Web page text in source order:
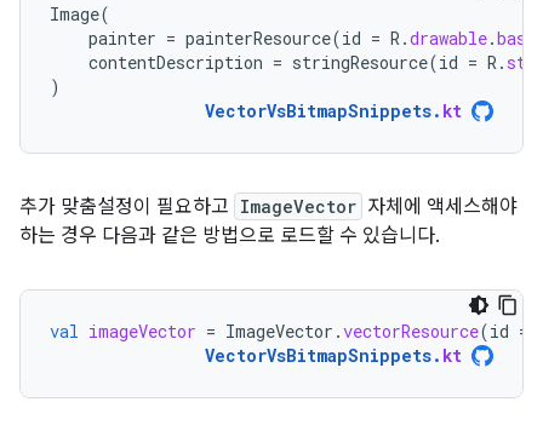
Image(
painter = painterResource(id = R .drawable.
contentDescription = stringResource(id = R .
)
VectorVsBitmapSnippets. kt
추가 맞춤설정이 필요하고 ImageVector 자체에 액세스해야
하는 경우 다음과 같은 방법으로 로드할 수 있습니다.
val imageVector = ImageVector .vectorResource(id =
VectorVsBitmapSnippets. kt